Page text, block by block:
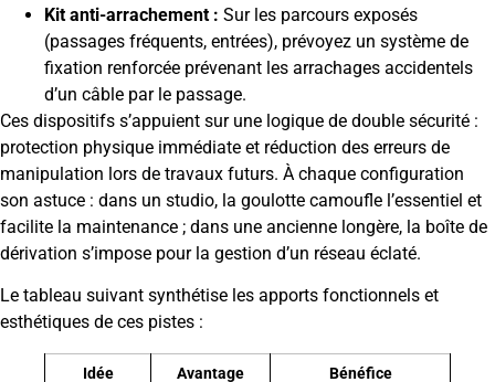
Kit anti-arrachement : Sur les parcours exposés
(passages fréquents, entrées), prévoyez un système de
fixation renforcée prévenant les arrachages accidentels
d’un câble par le passage.
Ces dispositifs s’appuient sur une logique de double sécurité :
protection physique immédiate et réduction des erreurs de
manipulation lors de travaux futurs. À chaque configuration
son astuce : dans un studio, la goulotte camoufle l’essentiel et
facilite la maintenance ; dans une ancienne longère, la boîte de
dérivation s’impose pour la gestion d’un réseau éclaté.
Le tableau suivant synthétise les apports fonctionnels et
esthétiques de ces pistes :
Idée
Avantage
Bénéfice